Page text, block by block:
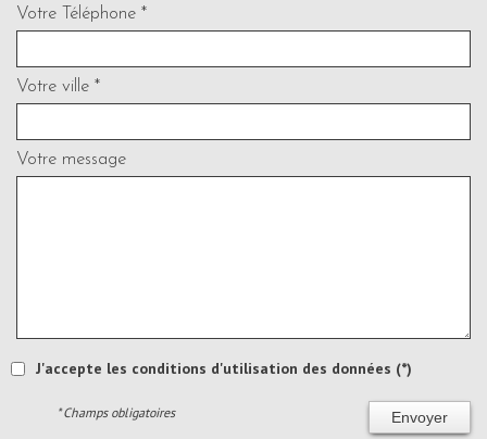
Votre Téléphone *
Votre ville *
Votre message
J'accepte les conditions d'utilisation des données (*)
Envoyer
* Champs obligatoires